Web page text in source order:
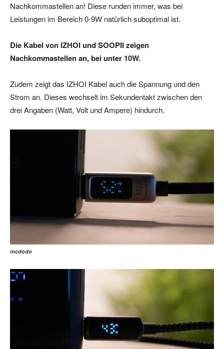
Nachkommastellen an! Diese runden immer, was bei
Leistungen im Bereich 0-9W natürlich suboptimal ist.
Die Kabel von IZHOI und SOOPII zeigen
Nachkommastellen an, bei unter 10W.
Zudem zeigt das IZHOI Kabel auch die Spannung und den
Strom an. Dieses wechselt im Sekundentakt zwischen den
drei Angaben (Watt, Volt und Ampere) hindurch.
mcdodo